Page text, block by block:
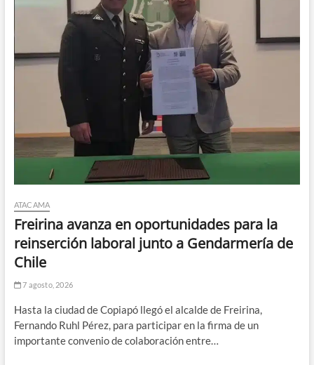
ATACAMA
Freirina avanza en oportunidades para la
reinserción laboral junto a Gendarmería de
Chile
7 agosto, 2026
Hasta la ciudad de Copiapó llegó el alcalde de Freirina,
Fernando Ruhl Pérez, para participar en la firma de un
importante convenio de colaboración entre…